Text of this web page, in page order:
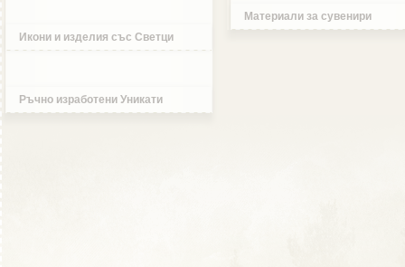
Икони и изделия със Светци
Ръчно изработени Уникати
Материали за сувенири